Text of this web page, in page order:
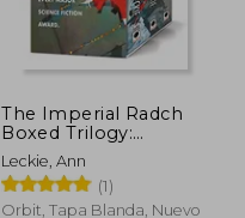
The Imperial Radch
Boxed Trilogy:
Ancillary Justice,
Ancillary Sword, and
Ancillary Mercy (The
Imperial Radch
Leckie, Ann
(1)
Orbit, Tapa Blanda, Nuevo